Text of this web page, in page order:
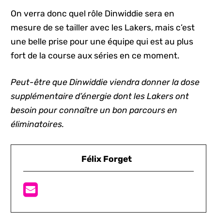
On verra donc quel rôle Dinwiddie sera en
mesure de se tailler avec les Lakers, mais c’est
une belle prise pour une équipe qui est au plus
fort de la course aux séries en ce moment.
Peut-être que Dinwiddie viendra donner la dose
supplémentaire d’énergie dont les Lakers ont
besoin pour connaître un bon parcours en
éliminatoires.
Félix Forget